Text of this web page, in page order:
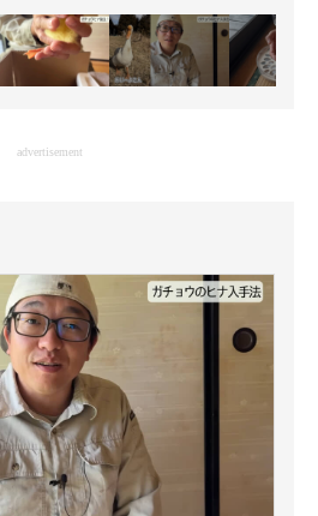
advertisement